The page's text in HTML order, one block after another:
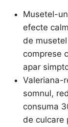
Musetel-
efecte
de
comprese
apar
Valeriana-
somnul,
consuma
de culcare